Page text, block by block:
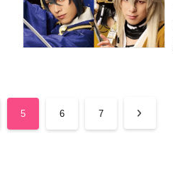
5 6 7